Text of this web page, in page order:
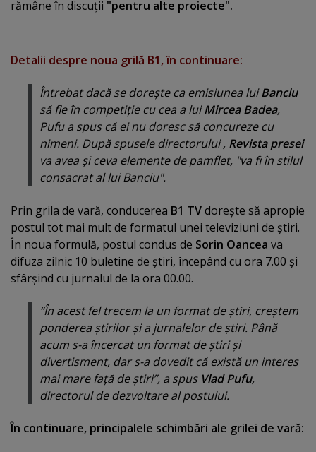
rămâne în discuţii "pentru alte proiecte".
Detalii despre noua grilă B1, în continuare:
Întrebat dacă se doreşte ca emisiunea luiBanciu
să fie în competiţie cu cea a luiMircea Badea,
Pufu a spus că ei nu doresc să concureze cu
nimeni. După spusele directorului , Revista presei
va avea şi ceva elemente de pamflet, "va fi în stilul
consacrat al lui Banciu".
Prin grila de vară, conducerea B1 TVdoreşte să apropie
postul tot mai mult de formatul unei televiziuni de ştiri.
În noua formulă, postul condus de Sorin Oancea va
difuza zilnic 10 buletine de ştiri, începând cu ora 7.00 şi
sfârşind cu jurnalul de la ora 00.00.
“În acest fel trecem la un format de ştiri, creştem
ponderea ştirilor şi a jurnalelor de ştiri. Până
acum s-a încercat un format de ştiri şi
divertisment, dar s-a dovedit că există un interes
mai mare faţă de ştiri”, a spus Vlad Pufu,
directorul de dezvoltare al postului.
În continuare, principalele schimbări ale grilei de vară: